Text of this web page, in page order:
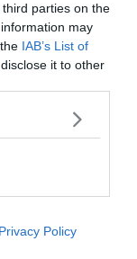
parties on the
may
IAB’s List of
it to other
Privacy Policy
?
à